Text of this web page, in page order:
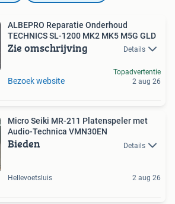
ALBEPRO Reparatie Onderhoud
TECHNICS SL-1200 MK2 MK5 M5G GLD
Zie omschrijving Details
Bezoek website
Topadvertentie
2 aug 26
Micro Seiki MR-211 Platenspeler met
Audio-Technica VMN30EN
Bieden Details
Hellevoetsluis 2 aug 26